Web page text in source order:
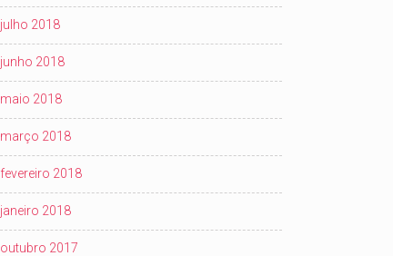
julho 2018
junho 2018
maio 2018
março 2018
fevereiro 2018
janeiro 2018
outubro 2017